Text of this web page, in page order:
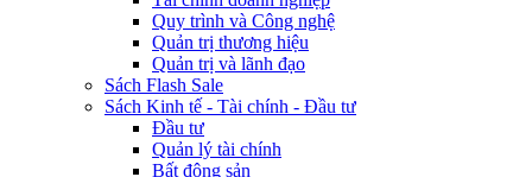
Quy trình và Công nghệ
Quản trị thương hiệu
Quản trị và lãnh đạo
Sách Flash Sale
Sách Kinh tế - Tài chính - Đầu tư
Đầu tư
Quản lý tài chính
Bất động sản